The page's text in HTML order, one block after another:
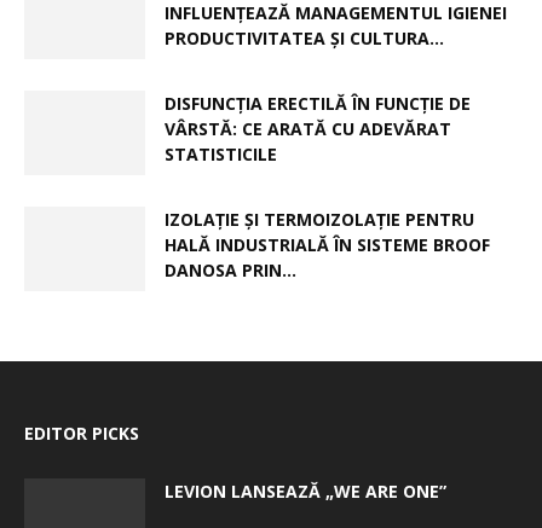
INFLUENȚEAZĂ MANAGEMENTUL IGIENEI
PRODUCTIVITATEA ȘI CULTURA...
DISFUNCȚIA ERECTILĂ ÎN FUNCȚIE DE
VÂRSTĂ: CE ARATĂ CU ADEVĂRAT
STATISTICILE
IZOLAȚIE ȘI TERMOIZOLAȚIE PENTRU
HALĂ INDUSTRIALĂ ÎN SISTEME BROOF
DANOSA PRIN...
EDITOR PICKS
LEVION LANSEAZĂ „WE ARE ONE”